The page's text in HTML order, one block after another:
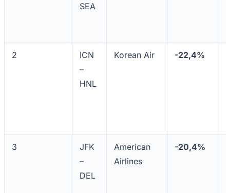
SEA
2
ICN
–
HNL
Korean Air -22,4%
3
JFK
–
DEL
American
Airlines
-20,4%